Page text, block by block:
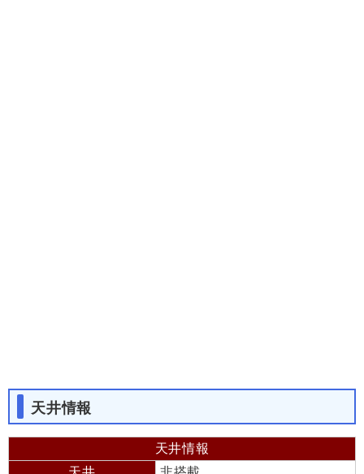
天井情報
天井情報